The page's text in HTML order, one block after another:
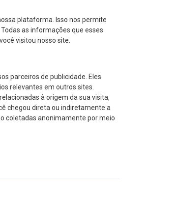
plataforma. Isso nos permite
as informações que esses
visitou nosso site.
parceiros de publicidade. Eles
relevantes em outros sites.
à origem da sua visita,
chegou direta ou indiretamente a
coletadas anonimamente por meio